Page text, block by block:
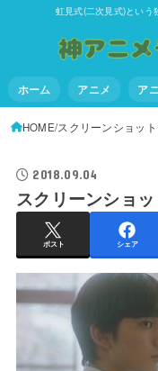
虹見式(二次見式)という
ホーム アニメ ア
HOME スクリーンショッ
2018.09.04
スクリーンショ
ポスト シェア